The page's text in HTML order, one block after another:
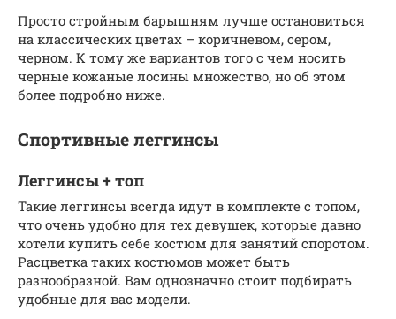
Просто стройным барышням лучше остановиться
на классических цветах – коричневом, сером,
черном. К тому же вариантов того с чем носить
черные кожаные лосины множество, но об этом
более подробно ниже.
Спортивные леггинсы
Леггинсы + топ
Такие леггинсы всегда идут в комплекте с топом,
что очень удобно для тех девушек, которые давно
хотели купить себе костюм для занятий споротом.
Расцветка таких костюмов может быть
разнообразной. Вам однозначно стоит подбирать
удобные для вас модели.